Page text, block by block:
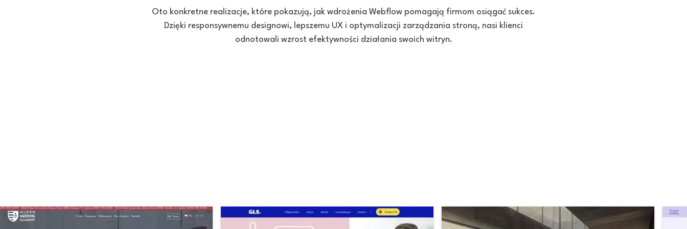
Oto konkretne realizacje, które pokazują, jak wdrożenia Webflow pomagają firmom osiągać sukces.
Dzięki responsywnemu designowi, lepszemu UX i optymalizacji zarządzania stroną, nasi klienci
odnotowali wzrost efektywności działania swoich witryn.